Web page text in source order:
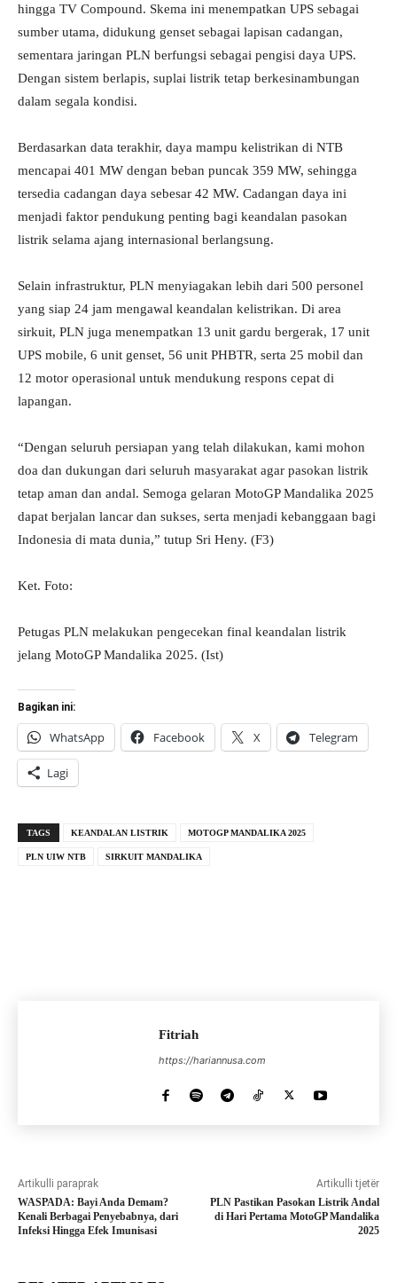
hingga TV Compound. Skema ini menempatkan UPS sebagai
sumber utama, didukung genset sebagai lapisan cadangan,
sementara jaringan PLN berfungsi sebagai pengisi daya UPS.
Dengan sistem berlapis, suplai listrik tetap berkesinambungan
dalam segala kondisi.
Berdasarkan data terakhir, daya mampu kelistrikan di NTB
mencapai 401 MW dengan beban puncak 359 MW, sehingga
tersedia cadangan daya sebesar 42 MW. Cadangan daya ini
menjadi faktor pendukung penting bagi keandalan pasokan
listrik selama ajang internasional berlangsung.
Selain infrastruktur, PLN menyiagakan lebih dari 500 personel
yang siap 24 jam mengawal keandalan kelistrikan. Di area
sirkuit, PLN juga menempatkan 13 unit gardu bergerak, 17 unit
UPS mobile, 6 unit genset, 56 unit PHBTR, serta 25 mobil dan
12 motor operasional untuk mendukung respons cepat di
lapangan.
“Dengan seluruh persiapan yang telah dilakukan, kami mohon
doa dan dukungan dari seluruh masyarakat agar pasokan listrik
tetap aman dan andal. Semoga gelaran MotoGP Mandalika 2025
dapat berjalan lancar dan sukses, serta menjadi kebanggaan bagi
Indonesia di mata dunia,” tutup Sri Heny. (F3)
Ket. Foto:
Petugas PLN melakukan pengecekan final keandalan listrik
jelang MotoGP Mandalika 2025. (Ist)
Bagikan ini:
WhatsApp Facebook X Telegram
Lagi
TAGS KEANDALAN LISTRIK MOTOGP MANDALIKA 2025
PLN UIW NTB SIRKUIT MANDALIKA
Fitriah
https://hariannusa.com
Artikulli paraprak
WASPADA: Bayi Anda Demam?
Kenali Berbagai Penyebabnya, dari
Infeksi Hingga Efek Imunisasi
Artikulli tjetër
PLN Pastikan Pasokan Listrik Andal
di Hari Pertama MotoGP Mandalika
2025